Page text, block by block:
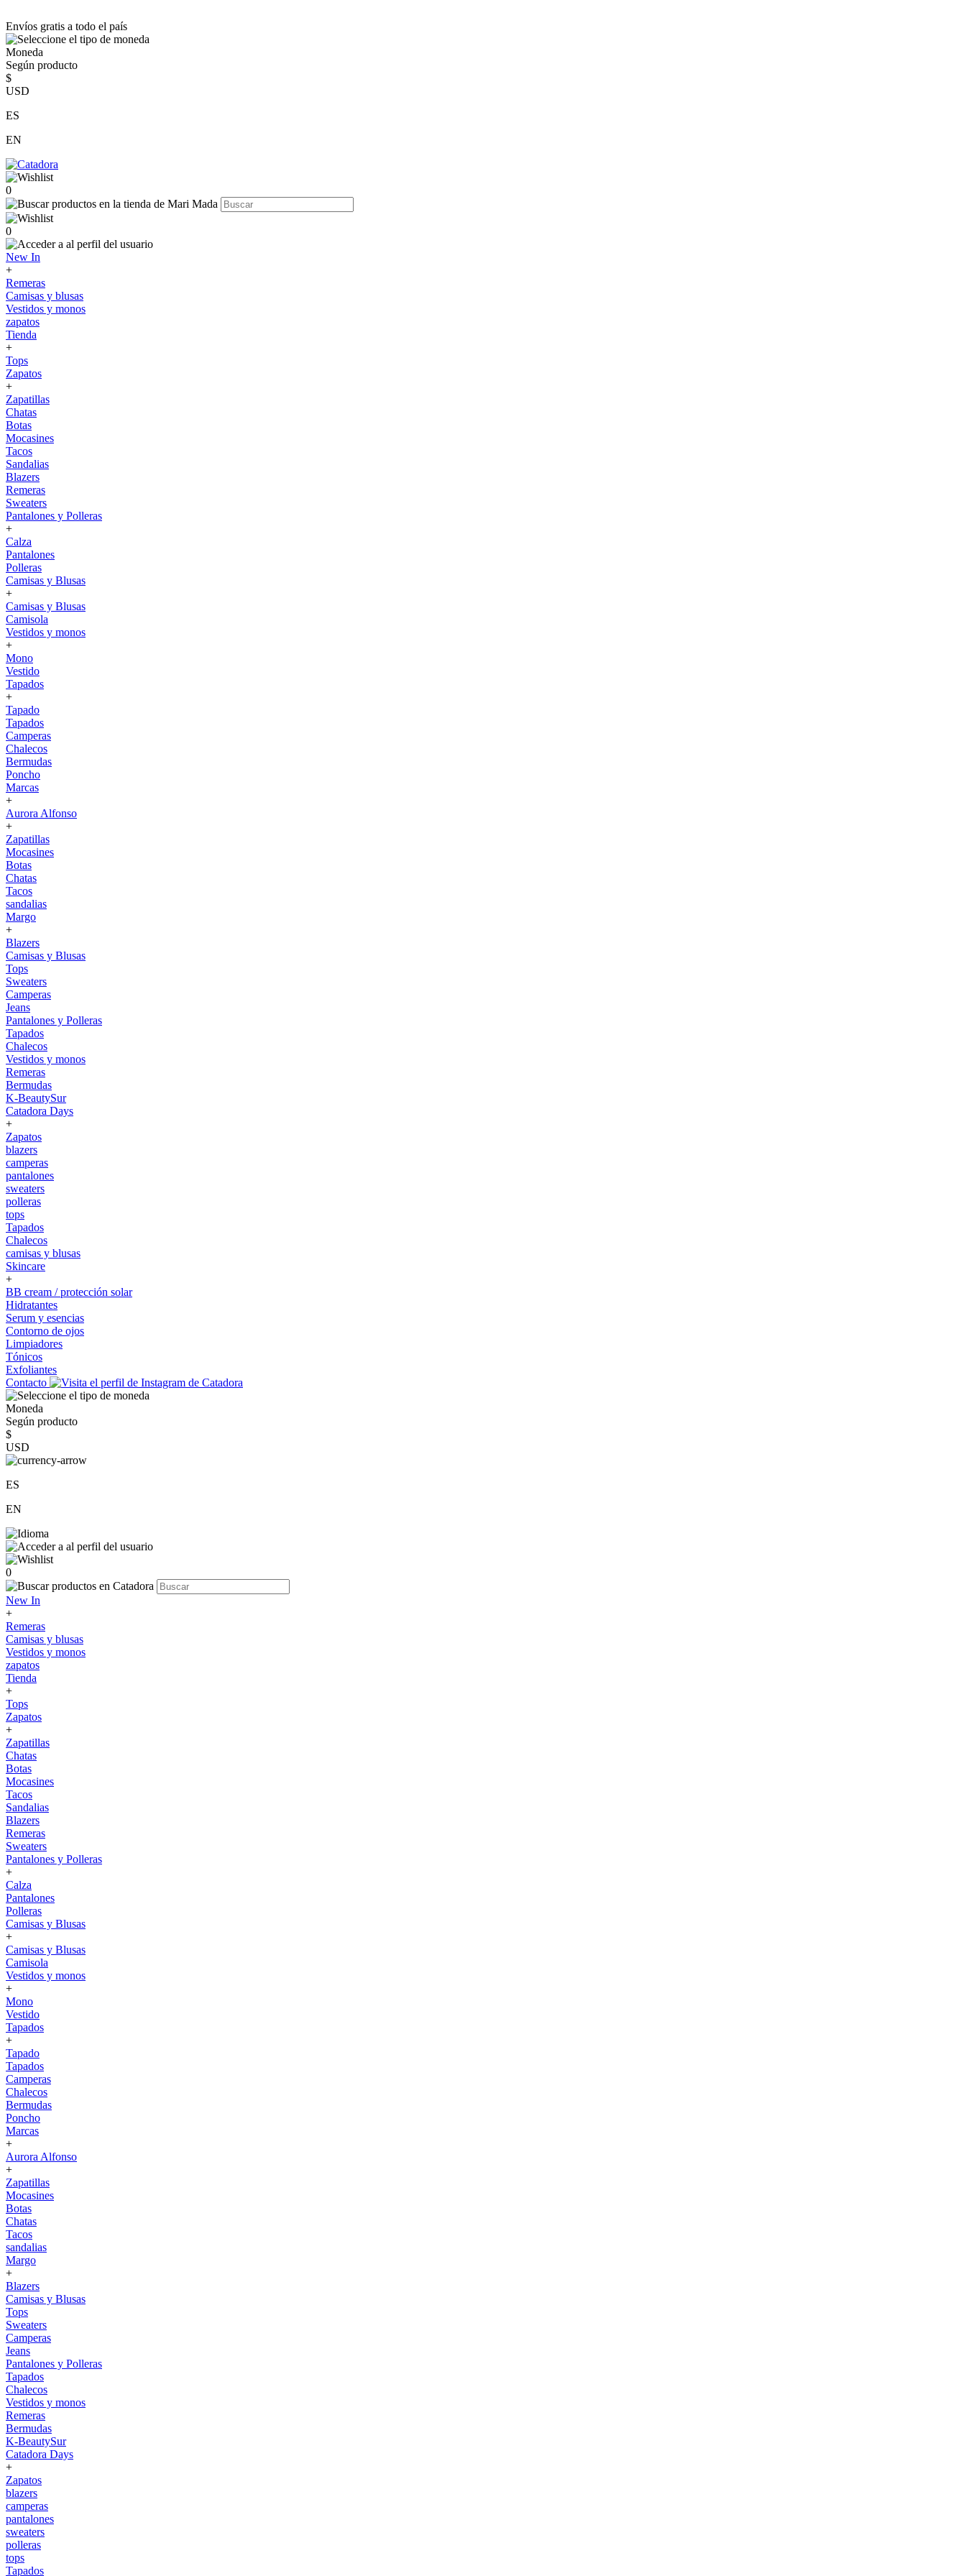
Envíos gratis a todo el país
Moneda
Según producto
$
USD
ES
EN
0
0
New In
+
Remeras
Camisas y blusas
Vestidos y monos
zapatos
Tienda
+
Tops
Zapatos
+
Zapatillas
Chatas
Botas
Mocasines
Tacos
Sandalias
Blazers
Remeras
Sweaters
Pantalones y Polleras
+
Calza
Pantalones
Polleras
Camisas y Blusas
+
Camisas y Blusas
Camisola
Vestidos y monos
+
Mono
Vestido
Tapados
+
Tapado
Tapados
Camperas
Chalecos
Bermudas
Poncho
Marcas
+
Aurora Alfonso
+
Zapatillas
Mocasines
Botas
Chatas
Tacos
sandalias
Margo
+
Blazers
Camisas y Blusas
Tops
Sweaters
Camperas
Jeans
Pantalones y Polleras
Tapados
Chalecos
Vestidos y monos
Remeras
Bermudas
K-BeautySur
Catadora Days
+
Zapatos
blazers
camperas
pantalones
sweaters
polleras
tops
Tapados
Chalecos
camisas y blusas
Skincare
+
BB cream / protección solar
Hidratantes
Serum y esencias
Contorno de ojos
Limpiadores
Tónicos
Exfoliantes
Contacto
Moneda
Según producto
$
USD
ES
EN
0
New In
+
Remeras
Camisas y blusas
Vestidos y monos
zapatos
Tienda
+
Tops
Zapatos
+
Zapatillas
Chatas
Botas
Mocasines
Tacos
Sandalias
Blazers
Remeras
Sweaters
Pantalones y Polleras
+
Calza
Pantalones
Polleras
Camisas y Blusas
+
Camisas y Blusas
Camisola
Vestidos y monos
+
Mono
Vestido
Tapados
+
Tapado
Tapados
Camperas
Chalecos
Bermudas
Poncho
Marcas
+
Aurora Alfonso
+
Zapatillas
Mocasines
Botas
Chatas
Tacos
sandalias
Margo
+
Blazers
Camisas y Blusas
Tops
Sweaters
Camperas
Jeans
Pantalones y Polleras
Tapados
Chalecos
Vestidos y monos
Remeras
Bermudas
K-BeautySur
Catadora Days
+
Zapatos
blazers
camperas
pantalones
sweaters
polleras
tops
Tapados